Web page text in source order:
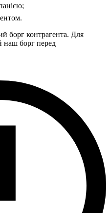
борг контрагента. Для
наш борг перед